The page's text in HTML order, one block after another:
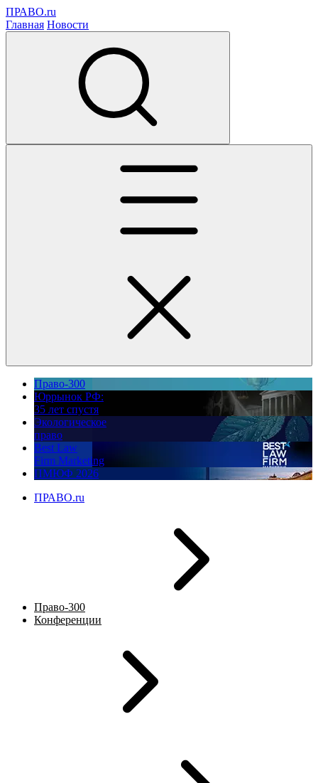
ПРАВО.ru
Главная Новости
Право-300
Юррынок РФ:
35 лет спустя
Экологическое
право
Best Law
Firm Marketing
ПМЮФ 2026
ПРАВО.ru
Право-300
Конференции